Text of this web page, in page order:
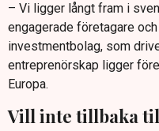
förmögenhetsskatt
av entreprenörer och
Han varnar också för
förmögenheter och
Dahl uppmanar
– Vi ligger långt fram i
engagerade företagare
investmentbolag, som
entreprenörskap ligger
Europa.
Vill inte tillbaka